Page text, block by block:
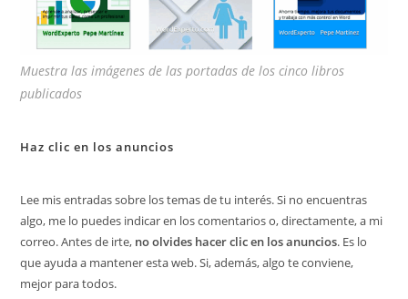
Muestra las imágenes de las portadas de los cinco libros
publicados
Haz clic en los anuncios
Lee mis entradas sobre los temas de tu interés. Si no encuentras
algo, me lo puedes indicar en los comentarios o, directamente, a mi
correo. Antes de irte, no olvides hacer clic en los anuncios. Es lo
que ayuda a mantener esta web. Si, además, algo te conviene,
mejor para todos.